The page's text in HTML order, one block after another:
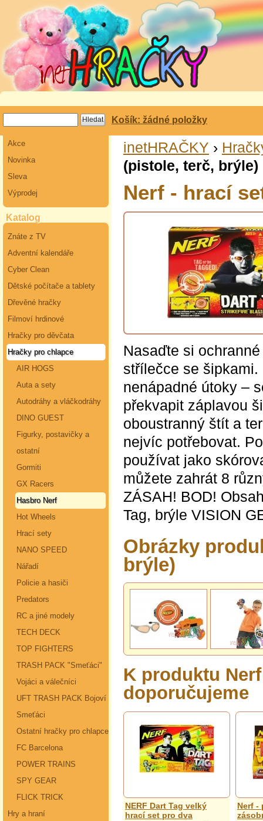
Košík: žádné položky
Akce
Novinka
Sleva
Výprodej
Katalog
Znáte z TV
Adventní kalendáře
Cyber Clean
Dětské počítače a tablety
Dřevěné hračky
Filmoví hrdinové
Hračky pro děvčata
Hračky pro chlapce
AIR HOGS
Auta a sety
Autodráhy a vláčkodráhy
DINO GUEST
Figurky, postavičky a
ostatní
Gormiti
GX Racers
Hasbro Nerf
Hot Wheels
Hrací sety
NANO SPEED
Nářadí
Policie a hasiči
Predators
RC a jiné modely
TECH DECK
TOP FIGHTERS
TRASH PACK "Smeťáci"
Vojáci a válečníci
UFT TRASH PACK Bojoví
Smeťáci
Ostatní hračky pro chlapce
FC Barcelona
POWER TRAINS
SPY GEAR
FLICK TRICK
Hry a hraní
inetHRAČKY ›
(pistole, terč, brýle)
Nerf - hrací
Nasaďte si
střílečce se
nenápadné útoky –
překvapit záplavou
oboustranný štít a
nejvíc potřebovat.
používat jako
můžete zahrát 8
ZÁSAH! BOD!
Tag, brýle VISION
Obrázky
brýle)
K produktu
doporučujeme
NERF Dart Tag velký
hrací set pro dva
Nerf -